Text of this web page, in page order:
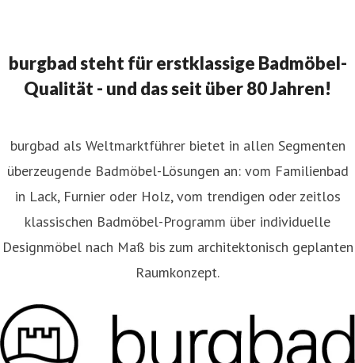
burgbad steht für erstklassige Badmöbel-
Qualität - und das seit über 80 Jahren!
burgbad als Weltmarktführer bietet in allen Segmenten
überzeugende Badmöbel-Lösungen an: vom Familienbad
in Lack, Furnier oder Holz, vom trendigen oder zeitlos
klassischen Badmöbel-Programm über individuelle
Designmöbel nach Maß bis zum architektonisch geplanten
Raumkonzept.